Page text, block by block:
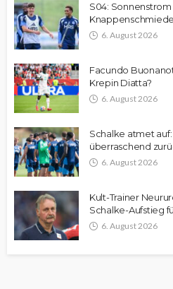
S04:
Knappenschmiede
6. August 2026
Facundo
Krepin Diatta?
6. August 2026
Schalke atmet
überraschend
6. August 2026
Kult-Trainer
Schalke-Aufstieg
6. August 2026